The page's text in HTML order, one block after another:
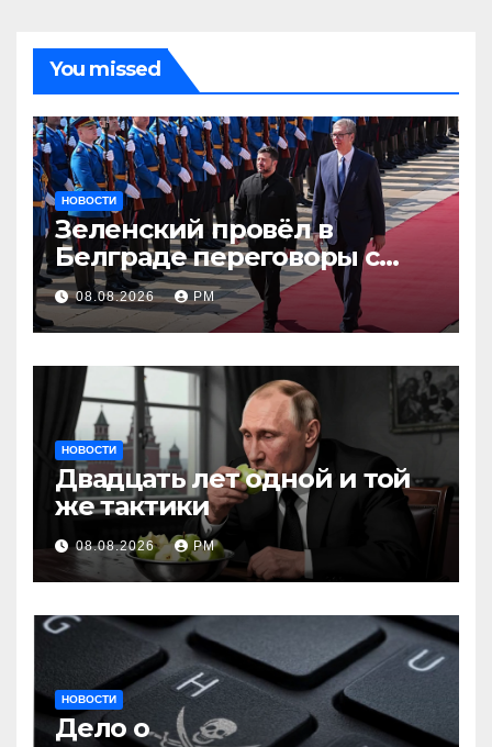
You missed
НОВОСТИ
Зеленский провёл в
Белграде переговоры с
Вучичем
08.08.2026 РМ
НОВОСТИ
Двадцать лет одной и той
же тактики
08.08.2026 РМ
НОВОСТИ
Дело о